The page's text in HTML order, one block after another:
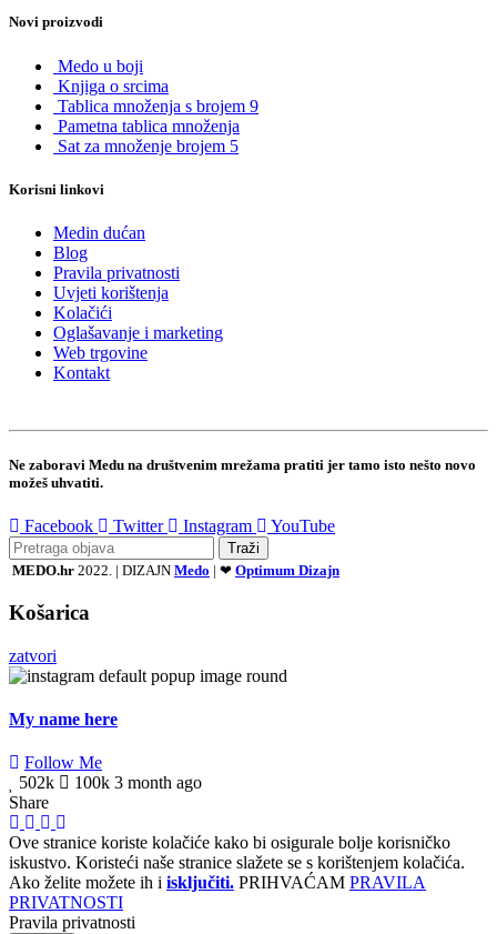
Novi proizvodi
Medo u boji
Knjiga o srcima
Tablica množenja s brojem 9
Pametna tablica množenja
Sat za množenje brojem 5
Korisni linkovi
Medin dućan
Blog
Pravila privatnosti
Uvjeti korištenja
Kolačići
Oglašavanje i marketing
Web trgovine
Kontakt
Ne zaboravi Medu na društvenim mrežama pratiti jer tamo isto nešto novo
možeš uhvatiti.
Facebook Twitter Instagram YouTube
Traži
MEDO.hr 2022. | DIZAJN Medo | ❤ Optimum Dizajn
Košarica
zatvori
My name here
Follow Me
502k
100k 3 month ago
Share
Ove stranice koriste kolačiće kako bi osigurale bolje korisničko
iskustvo. Koristeći naše stranice slažete se s korištenjem kolačića.
Ako želite možete ih i isključiti. PRIHVAĆAM PRAVILA
PRIVATNOSTI
Pravila privatnosti